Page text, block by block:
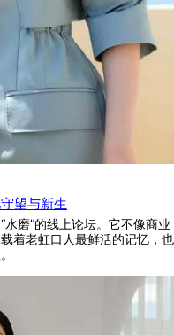
望与新生
磨”的线上论坛。它不像商业
着老虹口人最鲜活的记忆，也